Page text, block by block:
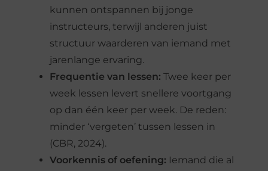
kunnen ontspannen bij jonge
instructeurs, terwijl anderen juist
structuur waarderen van iemand met
jarenlange ervaring.
Frequentie van lessen: Twee keer per
week lessen levert snellere voortgang
op dan één keer per week. De reden:
minder ‘vergeten’ tussen lessen in
(CBR, 2024).
Voorkennis of oefening: Iemand die al